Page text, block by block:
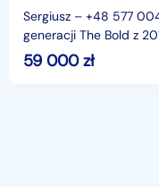
Sergiusz – +48 577
generacji The Bold z
w pełni sprawdzony,
59 000zł